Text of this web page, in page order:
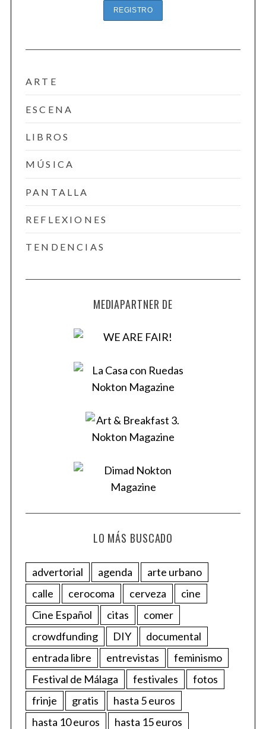
ARTE
ESCENA
LIBROS
MÚSICA
PANTALLA
REFLEXIONES
TENDENCIAS
MEDIAPARTNER DE
LO MÁS BUSCADO
advertorial agenda
arte urbano
calle
cerocoma cerveza
cine
Cine Español
citas
comer
crowdfunding
DIY
documental
entrada libre
entrevistas
feminismo
Festival de Málaga
festivales
fotos
frinje
gratis
hasta 5 euros
hasta 10 euros
hasta 15 euros
a
c
o